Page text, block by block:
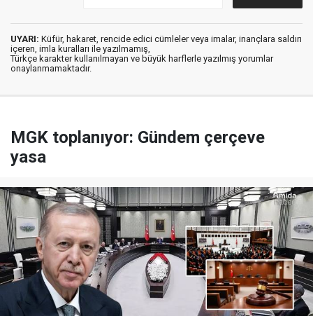
UYARI: Küfür, hakaret, rencide edici cümleler veya imalar, inançlara saldırı
içeren, imla kuralları ile yazılmamış,
Türkçe karakter kullanılmayan ve büyük harflerle yazılmış yorumlar
onaylanmamaktadır.
MGK toplanıyor: Gündem çerçeve
yasa